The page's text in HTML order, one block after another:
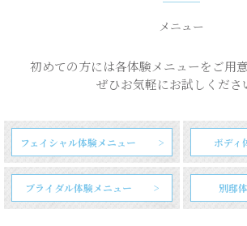
メニュー
初めての方には各体験メニューをご用意
ぜひお気軽にお試しくださ
フェイシャル体験メニュー ボディ
ブライダル体験メニュー 別邸